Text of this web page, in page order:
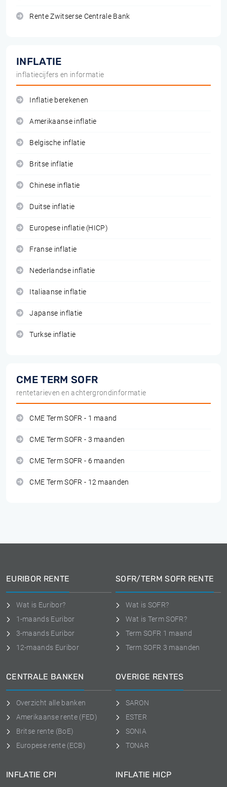
Rente Zwitserse Centrale Bank
INFLATIE
inflatiecijfers en informatie
Inflatie berekenen
Amerikaanse inflatie
Belgische inflatie
Britse inflatie
Chinese inflatie
Duitse inflatie
Europese inflatie (HICP)
Franse inflatie
Nederlandse inflatie
Italiaanse inflatie
Japanse inflatie
Turkse inflatie
CME TERM SOFR
rentetarieven en achtergrondinformatie
CME Term SOFR - 1 maand
CME Term SOFR - 3 maanden
CME Term SOFR - 6 maanden
CME Term SOFR - 12 maanden
EURIBOR RENTE
Wat is Euribor?
1-maands Euribor
3-maands Euribor
12-maands Euribor
SOFR/TERM SOFR RENTE
Wat is SOFR?
Wat is Term SOFR?
Term SOFR 1 maand
Term SOFR 3 maanden
CENTRALE BANKEN
Overzicht alle banken
Amerikaanse rente (FED)
Britse rente (BoE)
Europese rente (ECB)
OVERIGE RENTES
SARON
ESTER
SONIA
TONAR
INFLATIE CPI INFLATIE HICP